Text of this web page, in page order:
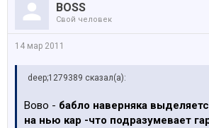
BOSS
Свой человек
14 мар 2011
deep;1279389 сказал(а):
Вово - бабло наверняка
на нью кар -что подразумевает